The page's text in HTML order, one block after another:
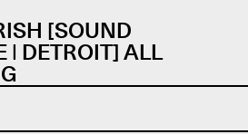
[SOUND
| DETROIT] ALL